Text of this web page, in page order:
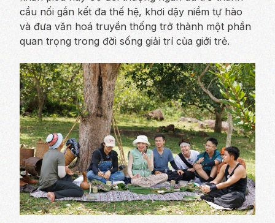
cầu nối gắn kết đa thế hệ, khơi dậy niềm tự hào
và đưa văn hoá truyền thống trở thành một phần
quan trọng trong đời sống giải trí của giới trẻ.